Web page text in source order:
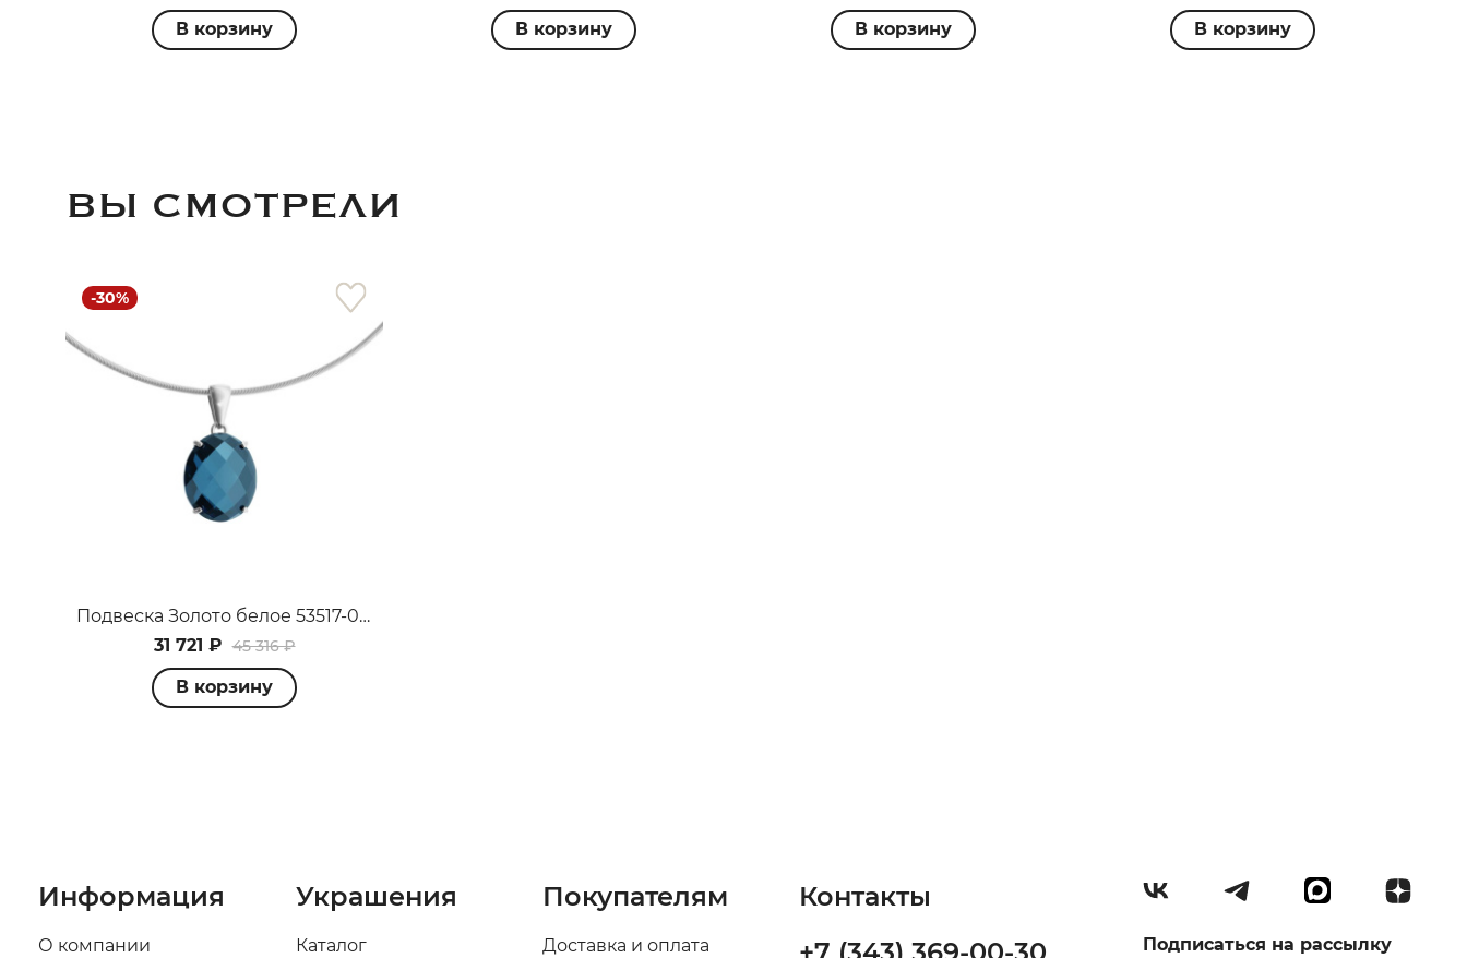
В корзину В корзину В корзину В корзину
ВЫ СМОТРЕЛИ
-30%
Подвеска Золото белое 53517-0111-2054
31 721 ₽ 45 316 ₽
В корзину
Информация
О компании
Украшения
Каталог
Покупателям
Доставка и оплата
Контакты
Подписаться на рассылку